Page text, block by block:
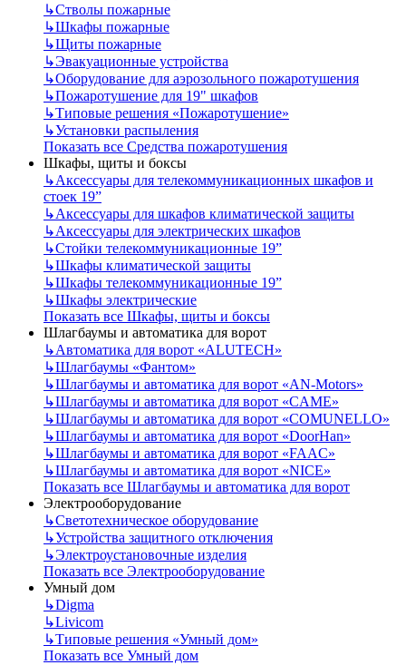
↳Стволы пожарные
↳Шкафы пожарные
↳Щиты пожарные
↳Эвакуационные устройства
↳Оборудование для аэрозольного пожаротушения
↳Пожаротушение для 19" шкафов
↳Типовые решения «Пожаротушение»
↳Установки распыления
Показать все Средства пожаротушения
Шкафы, щиты и боксы
↳Аксессуары для телекоммуникационных шкафов и
стоек 19”
↳Аксессуары для шкафов климатической защиты
↳Аксессуары для электрических шкафов
↳Стойки телекоммуникационные 19”
↳Шкафы климатической защиты
↳Шкафы телекоммуникационные 19”
↳Шкафы электрические
Показать все Шкафы, щиты и боксы
Шлагбаумы и автоматика для ворот
↳Автоматика для ворот «ALUTECH»
↳Шлагбаумы «Фантом»
↳Шлагбаумы и автоматика для ворот «AN-Motors»
↳Шлагбаумы и автоматика для ворот «CAME»
↳Шлагбаумы и автоматика для ворот «COMUNELLO»
↳Шлагбаумы и автоматика для ворот «DoorHan»
↳Шлагбаумы и автоматика для ворот «FAAC»
↳Шлагбаумы и автоматика для ворот «NICE»
Показать все Шлагбаумы и автоматика для ворот
Электрооборудование
↳Светотехническое оборудование
↳Устройства защитного отключения
↳Электроустановочные изделия
Показать все Электрооборудование
Умный дом
↳Digma
↳Livicom
↳Типовые решения «Умный дом»
Показать все Умный дом